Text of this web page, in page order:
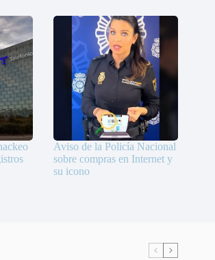
Aviso de la Policía Nacional
sobre compras en Internet y
su icono